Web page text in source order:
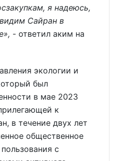
я надеюсь,
Сайран в
- ответил аким на
экологии и
был
в мае 2023
к
в течение двух лет
общественное
с